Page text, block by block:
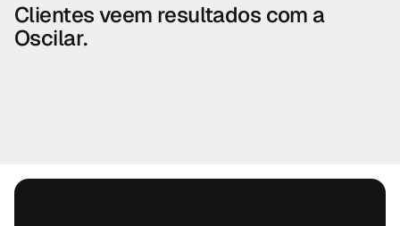
Clientes veem resultados com a
Oscilar.